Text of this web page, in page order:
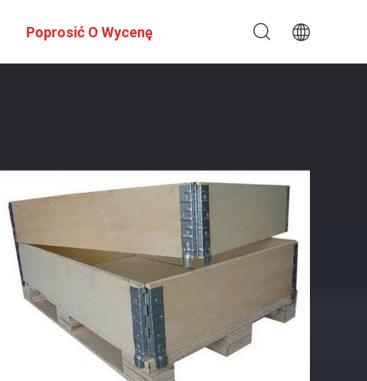
Poprosić O Wycenę